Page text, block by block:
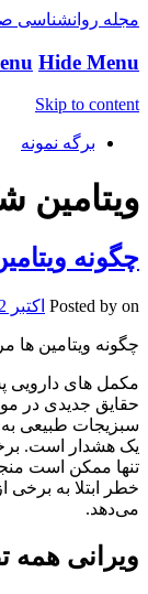
مجله روانشناسی
Hide Menu
Skip to content
برگه نمونه
ویتامین
چگونه
Posted by on اکتبر 22, 2016
چگونه ویتامین ها
مکمل های دارویی
حقایق جدیدی در
سبزیجات طبیعی
یک هشدار است.
تنها ممکن است
خطر ابتلا به
می‌دهد.
ویرانی همه